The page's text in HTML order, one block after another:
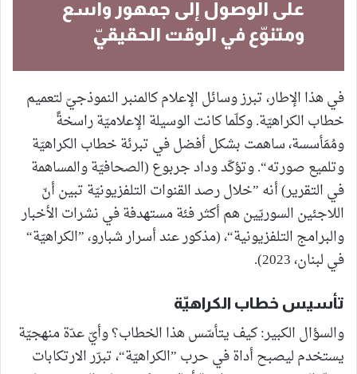
على الوصول إلى جمهور واسع
ومتنوّع في الوقت الحقيقيّ
في هذا الإطار، تبرز وسائل الإعلام كالمنبر النموذجيّ لتعميم
خطاب الكراهيّة. وكلّما كانت الوسيلة الإعلاميّة راسخةً
ومُمَأسسة، ساهمت بشكل أفضل في تبرئة خطاب الكراهيّة
وتلميع صورته“. وتؤكّد وداد جربوع (الصحافيّة والمساهمة
في التقرير) أنه ”خلال رصد القنوات التلفزيونيّة تبين أنّ
اللاجئين السوريّين هم أكثر فئة مستهدفة في نشرات الأخبار
والبرامج التلفزيونية“، (مذكور عند أسرار شبارو، ”الكراهيّة“
في لبنان، 2023).
تأسيس خطاب الكراهيّة
والسؤال الكبير: كيف يتأسّس هذا الخطاب؟ وأيّ عدّة منهجيّة
يستخدم ليصبح أداة في حرب ”الكراهيّة“، تبرّر الارتكابات